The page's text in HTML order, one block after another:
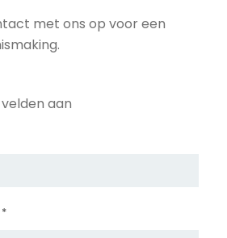
met ons op voor een
aan
*